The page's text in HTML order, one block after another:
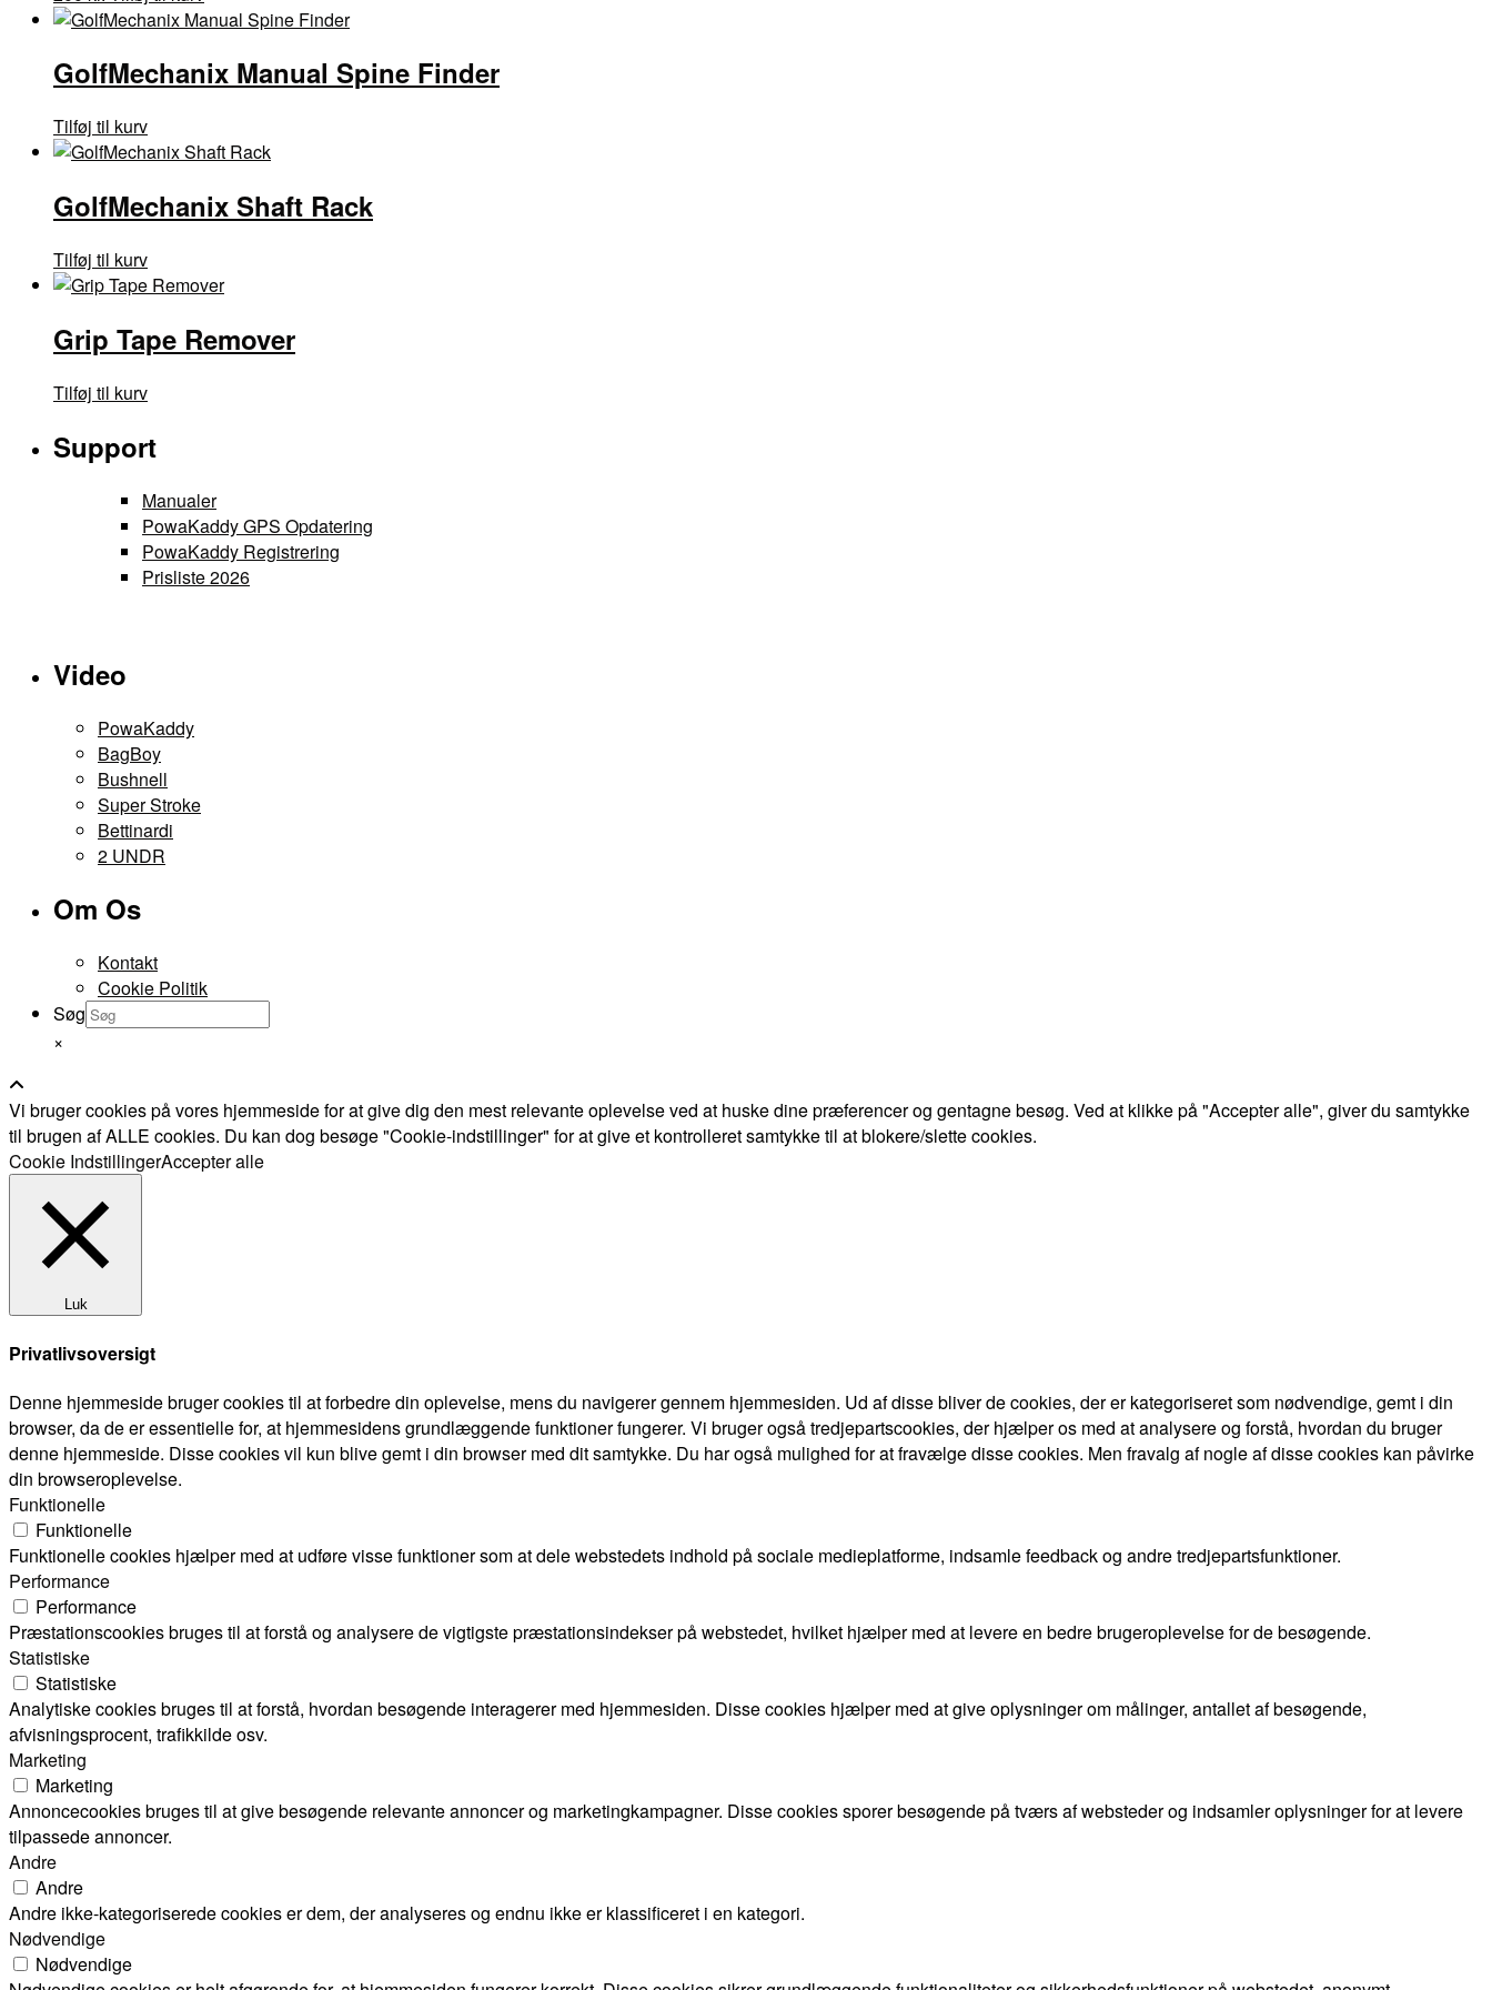
GolfMechanix Manual Spine Finder
Tilføj til kurv
GolfMechanix Shaft Rack
Tilføj til kurv
Grip Tape Remover
Tilføj til kurv
Support
Manualer
PowaKaddy GPS Opdatering
PowaKaddy Registrering
Prisliste 2026
Video
PowaKaddy
BagBoy
Bushnell
Super Stroke
Bettinardi
2 UNDR
Om Os
Kontakt
Cookie Politik
Søg
×
Vi bruger cookies på vores hjemmeside for at give dig den mest relevante oplevelse ved at huske dine præferencer og gentagne besøg. Ved at klikke på "Accepter alle", giver du samtykke
til brugen af ALLE cookies. Du kan dog besøge "Cookie-indstillinger" for at give et kontrolleret samtykke til at blokere/slette cookies.
Cookie IndstillingerAccepter alle
Luk
Privatlivsoversigt
Denne hjemmeside bruger cookies til at forbedre din oplevelse, mens du navigerer gennem hjemmesiden. Ud af disse bliver de cookies, der er kategoriseret som nødvendige, gemt i din
browser, da de er essentielle for, at hjemmesidens grundlæggende funktioner fungerer. Vi bruger også tredjepartscookies, der hjælper os med at analysere og forstå, hvordan du bruger
denne hjemmeside. Disse cookies vil kun blive gemt i din browser med dit samtykke. Du har også mulighed for at fravælge disse cookies. Men fravalg af nogle af disse cookies kan påvirke
din browseroplevelse.
Funktionelle
Funktionelle
Funktionelle cookies hjælper med at udføre visse funktioner som at dele webstedets indhold på sociale medieplatforme, indsamle feedback og andre tredjepartsfunktioner.
Performance
Performance
Præstationscookies bruges til at forstå og analysere de vigtigste præstationsindekser på webstedet, hvilket hjælper med at levere en bedre brugeroplevelse for de besøgende.
Statistiske
Statistiske
Analytiske cookies bruges til at forstå, hvordan besøgende interagerer med hjemmesiden. Disse cookies hjælper med at give oplysninger om målinger, antallet af besøgende,
afvisningsprocent, trafikkilde osv.
Marketing
Marketing
Annoncecookies bruges til at give besøgende relevante annoncer og marketingkampagner. Disse cookies sporer besøgende på tværs af websteder og indsamler oplysninger for at levere
tilpassede annoncer.
Andre
Andre
Andre ikke-kategoriserede cookies er dem, der analyseres og endnu ikke er klassificeret i en kategori.
Nødvendige
Nødvendige